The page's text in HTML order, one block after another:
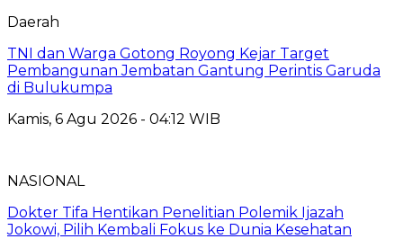
Daerah
TNI dan Warga Gotong Royong Kejar Target
Pembangunan Jembatan Gantung Perintis Garuda
di Bulukumpa
Kamis, 6 Agu 2026 - 04:12 WIB
NASIONAL
Dokter Tifa Hentikan Penelitian Polemik Ijazah
Jokowi, Pilih Kembali Fokus ke Dunia Kesehatan